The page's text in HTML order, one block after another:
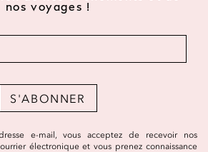
nos voyages !
S'ABONNER
e-mail, vous acceptez de recevoir nos
électronique et vous prenez connaissance